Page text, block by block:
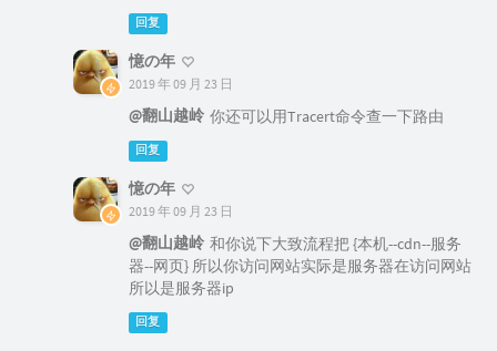
回复
憶の年
2019 年 09 月 23 日
@翻山越岭 你还可以用Tracert命令查一下路由
回复
憶の年
2019 年 09 月 23 日
@翻山越岭 和你说下大致流程把 {本机--cdn--服务
器--网页} 所以你访问网站实际是服务器在访问网站
所以是服务器ip
回复